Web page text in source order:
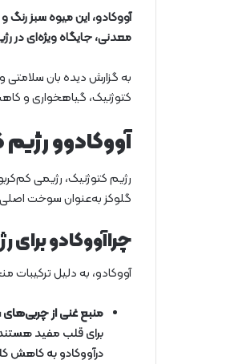
آووکادو، این میوه سبز
معدنی، جایگاه ویژه‌ای در
به گزارش دیده بان سلامتی
کتوژنیک، گیاهخواری و
آووکادوو رژیم
رژیم کتوژنیک، رژیمی
گلوکز به‌عنوان سوخت
چراآووکادو
آووکادو، به دلیل ترکیبات
منبع غنی از
برای قلب مفید